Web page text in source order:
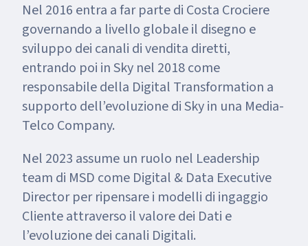
Nel 2016 entra a far parte di Costa Crociere
governando a livello globale il disegno e
sviluppo dei canali di vendita diretti,
entrando poi in Sky nel 2018 come
responsabile della Digital Transformation a
supporto dell’evoluzione di Sky in una Media-
Telco Company.
Nel 2023 assume un ruolo nel Leadership
team di MSD come Digital & Data Executive
Director per ripensare i modelli di ingaggio
Cliente attraverso il valore dei Dati e
l’evoluzione dei canali Digitali.